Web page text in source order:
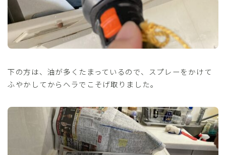
下の方は、油が多くたまっているので、スプレーをかけて
ふやかしてからヘラでこそげ取りました。